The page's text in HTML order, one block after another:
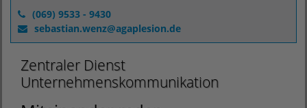
(069) 9533 - 9430
sebastian.wenz@agaplesion.de
Zentraler Dienst
Unternehmenskommunikation